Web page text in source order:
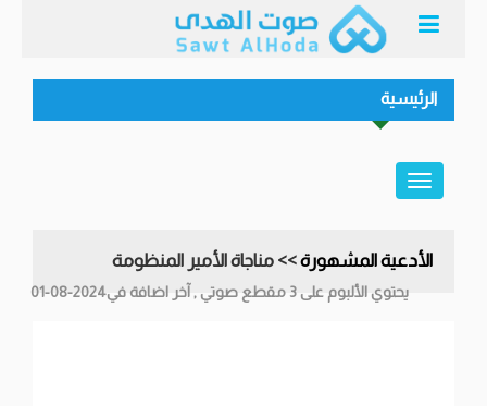
الرئيسية
الأدعية المشهورة>> مناجاة الأمير المنظومة
يحتوي الألبوم على 3 مقطع صوتي , آخر اضافة في2024-08-01